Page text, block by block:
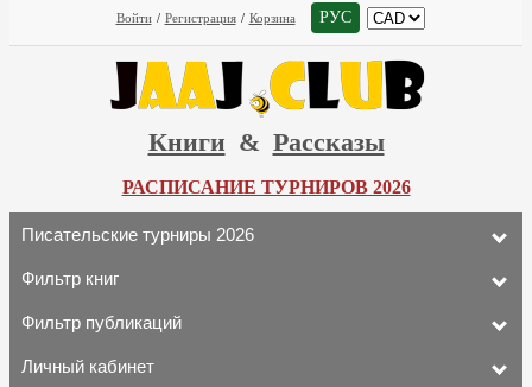
Войти / Регистрация / Корзина РУС
Книги & Рассказы
РАСПИСАНИЕ ТУРНИРОВ 2026
Писательские турниры 2026
Фильтр книг
Фильтр публикаций
Личный кабинет